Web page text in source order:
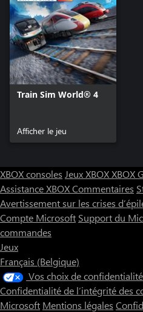
Train Sim World® 4
Afficher le jeu
XBOX consoles Jeux XBOXXBOX
Assistance XBOXCommentaires
Avertissement sur les crises
Compte Microsoft Support du
commandes
Jeux
Français (Belgique)
Vos choix de
Confidentialité de l’intégrité des
Microsoft Mentions légales